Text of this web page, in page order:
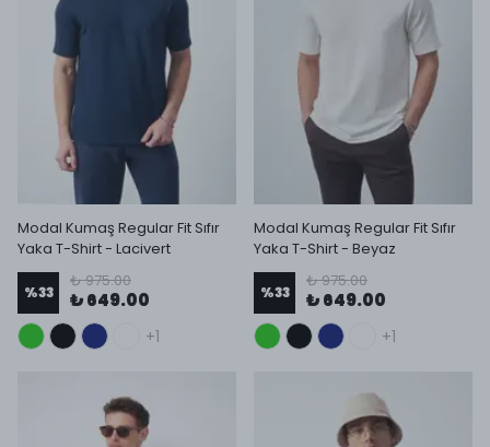
Modal Kumaş Regular Fit Sıfır
Yaka T-Shirt - Lacivert
%33
₺ 975.00
₺ 649.00
+1
Modal Kumaş Regular Fit Sıfır
Yaka T-Shirt - Beyaz
%33
₺ 975.00
₺ 649.00
+1